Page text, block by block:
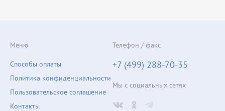
Меню
Способы оплаты
Политика конфиденциальности
Пользовательское соглашение
Контакты
Телефон / факс
+7 (499) 288-70-35
Мы с социальных сетях